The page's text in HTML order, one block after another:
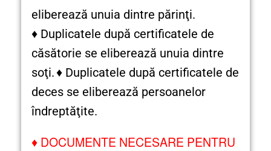
eliberează unuia dintre părinţi.
♦ Duplicatele după certificatele de
căsătorie se eliberează unuia dintre
soţi.♦ Duplicatele după certificatele de
deces se eliberează persoanelor
îndreptăţite.
♦ DOCUMENTE NECESARE PENTRU